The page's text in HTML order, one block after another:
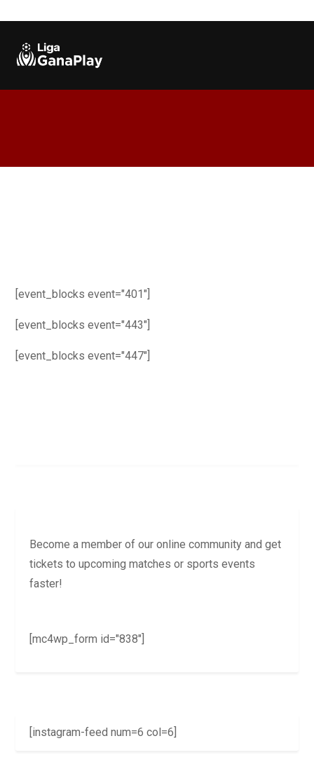
[event_blocks event="401"]
[event_blocks event="443"]
[event_blocks event="447"]
Become a member of our online community and get
tickets to upcoming matches or sports events
faster!
[mc4wp_form id="838"]
[instagram-feed num=6 col=6]